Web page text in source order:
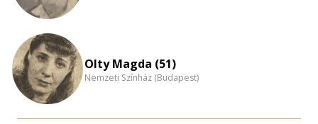
Olty Magda (51)
Nemzeti Színház (Budapest)